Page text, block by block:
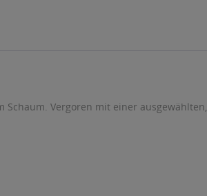
Vergoren mit einer ausgewählten,